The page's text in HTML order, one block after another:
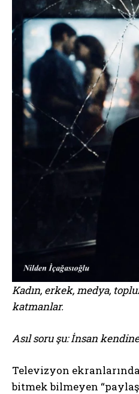
Kadın, erkek, medya,
katmanlar.
Asıl soru şu: İnsan kendine
Televizyon
bitmek bilmeyen